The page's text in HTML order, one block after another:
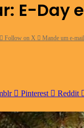
E-Day
Follow on X Mande um e-mail
Pinterest Reddit